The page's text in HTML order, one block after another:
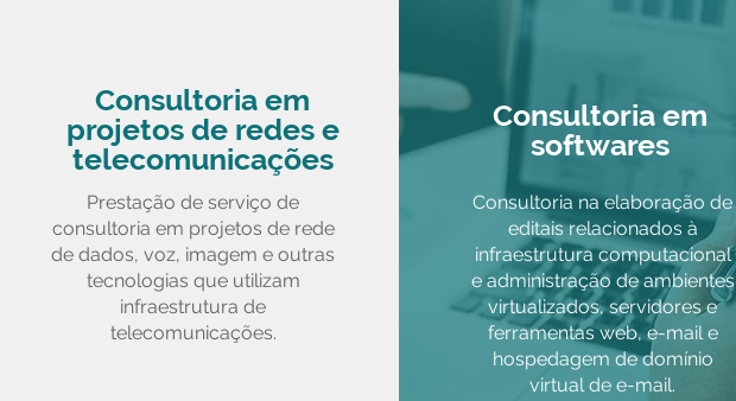
Consultoria em
projetos de redes e
telecomunicações
Prestação de serviço de
consultoria em projetos de rede
de dados, voz, imagem e outras
tecnologias que utilizam
infraestrutura de
telecomunicações.
Consultoria em
softwares
Consultoria na elaboração de
editais relacionados à
infraestrutura computacional
e administração de ambientes
virtualizados, servidores e
ferramentas web, e-mail e
hospedagem de domínio
virtual de e-mail.